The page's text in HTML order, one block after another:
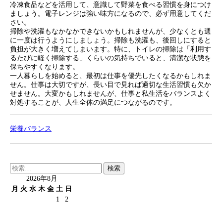
冷凍食品などを活用して、意識して野菜を食べる習慣を身につけ
ましょう。電子レンジは強い味方になるので、必ず用意してくだ
さい。
掃除や洗濯もなかなかできないかもしれませんが、少なくとも週
に一度は行うようにしましょう。掃除も洗濯も、後回しにすると
負担が大きく増えてしまいます。特に、トイレの掃除は「利用す
るたびに軽く掃除する」くらいの気持ちでいると、清潔な状態を
保ちやすくなります。
一人暮らしを始めると、最初は仕事を優先したくなるかもしれま
せん。仕事は大切ですが、長い目で見れば適切な生活習慣も欠か
せません。大変かもしれませんが、仕事と私生活をバランスよく
対処することが、人生全体の満足につながるのです。
栄養バランス
検
索:
2026年8月
月 火 水 木 金 土 日
1
2